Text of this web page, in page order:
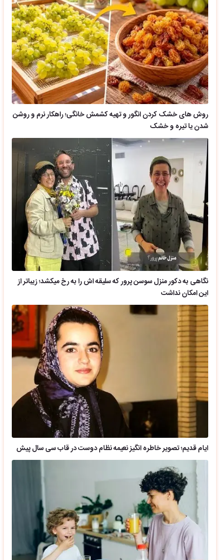
روش های خشک کردن انگور و تهیه کشمش خانگی؛ راهکار نرم و روشن
شدن یا تیره و خشک
نگاهی به دکور منزل سوسن پرور که سلیقه اش را به رخ میکشد؛ زیباتر از
این امکان نداشت
ایام قدیم؛ تصویر خاطره انگیز نعیمه نظام دوست در قاب سی سال پیش